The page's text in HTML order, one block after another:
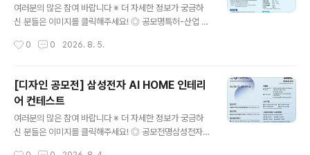
상도 : 1920×1080px 또는 1080×1920px ◎ 접수방
법① 필수 해시태그와 함께 개인 SNS 업로드[ 필수 해시
제출서류 작성 후 이메일 제출[ 제출..
여러분의 많은 참여 바랍니다 ※ 더 자세한 정보가 궁금하
신 분들은 이미지를 클릭해주세요! ◎ 공모명특허-산업 융
인공지능 분류모델을 활용하여 개별 특허가 어떤 산업에
(원)생 (대표자 포함 4인 이내 팀 구성) ◎ 일 정○ 2026.
7.23. ~ 9. 11. 접수 기간○ 2026. 9.28. ~ 11. 13. 결과물
제출○ 2026. 11.16. ~ 11. 20. 1차 심사○ 2026. 11.21.
~ 11. 27. 발표 자료 제출○ 2026. 12.02. 2차 심사○ 2
026. 12월 중 시상식 진..
0 0 2026. 8. 5.
[디자인 공모전] 삼성전자 AI HOME 인테리
어 컨테스트
여러분의 많은 참여 바랍니다 ※ 더 자세한 정보가 궁금하
신 분들은 이미지를 클릭해주세요! ◎ 공모전명삼성전자